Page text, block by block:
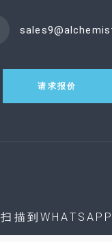
请求报价
扫描到WHATSAPP